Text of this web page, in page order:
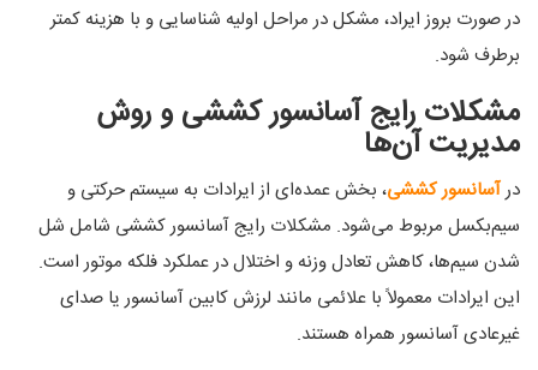
در صورت بروز ایراد، مشکل در مراحل اولیه شناسایی و با هزینه کمتر
برطرف شود.
مشکلات رایج آسانسور کششی و روش
مدیریت آن‌ها
درآسانسور کششی، بخش عمده‌ای از ایرادات به سیستم حرکتی و
سیم‌بکسل مربوط می‌شود. مشکلات رایج آسانسور کششی شامل شل
شدن سیم‌ها، کاهش تعادل وزنه و اختلال در عملکرد فلکه موتور است.
این ایرادات معمولاً با علائمی مانند لرزش کابین آسانسور یا صدای
غیرعادی آسانسور همراه هستند.